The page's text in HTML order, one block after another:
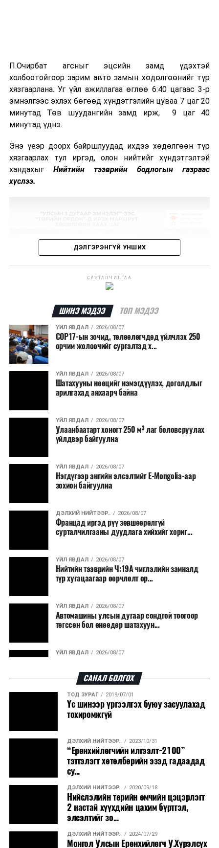
П.Очирбат агсныг эцсийн замд үдэхтэй
холбоотойгоор зарим авто замын хөдөлгөөнийг түр
хязгаарлана. Уг үйл ажиллагаа өглөө 6:40 цагаас 3-р
эмнэлгээс эхлэх бөгөөд хүндэтгэлийн цуваа 7 цаг 20
минутад Төв шуудангийн замд ирж, 9 цаг 40
минутад үднэ.
Энэ үеэр доорх байршлуудад ихдээ хөдөлгөөн түр
хязгаарлах тул иргэд, олон нийтийг хүндэтгэлтэй
хандахыг Нийтийн тээврийн бодлогын газраас
хүслээ.
ДЭЛГЭРЭНГҮЙ УНШИХ
СУРТАЛЧИЛГАА
ШИНЭ МЭДЭЭ ТОП МЭДЭЭ
ҮЙЛ ЯВДАЛ 2026/08/07
COP17-ын зочид, төлөөлөгчдөд үйлчлэх 250
орчим жолоочийг сургалтад х...
ҮЙЛ ЯВДАЛ 2026/08/07
Шатахууны нөөцийг нэмэгдүүлэх, доголдлыг
арилгахад анхаарч байна
ҮЙЛ ЯВДАЛ 2026/08/07
Улаанбаатарт хоногт 250 м³ лаг боловсруулах
үйлдвэр байгуулна
ҮЙЛ ЯВДАЛ 2026/08/07
Нэгдүгээр ангийн элсэлтийг E-Mongolia-аар
зохион байгуулна
ДЭЛХИЙ НИЙТЭЭР.. 2026/08/07
Францад иргэд рүү зөвшөөрөлгүй
сурталчилгааны дуудлага хийхийг хориг...
ҮЙЛ ЯВДАЛ 2026/08/07
Нийтийн тээврийн Ч:19А чиглэлийн замналд
түр хугацаагаар өөрчлөлт ор...
ҮЙЛ ЯВДАЛ 2026/08/07
Автомашины улсын дугаар сондгой тоогоор
төгссөн бол өнөөдөр шатахуун...
ҮЙЛ ЯВДАЛ 2026/08/07
ДЭЛХИЙ НИЙТЭЭР.. 2026/08/06
“Уралдронзавод” компанийн ерөнхий
захирлын автомашиныг дэлбэлжээ...
ҮЙЛ ЯВДАЛ
Сүхбаатар боомтоор тав хоногт 10 мянга гаруй
тонн АИ-92 автобензин и...
ДЭЛХИЙ НИЙТЭЭР.. 2026/08/06
Вашингтон мужийн ой хээрийн түймрийг
хяналтад авах ажил ахицтай байн...
ДЭЛХИЙ НИЙТЭЭР.. 2026/08/06
САНАЛ БОЛГОХ
ТОД ЗУРАГ 2019/07/01
Үс шинээр үргээлгэх буюу засуулахад
тохиромжгүй
ДЭЛХИЙ НИЙТЭЭР.. 2023/10/31
“Ерөнхийлөгчийн илгээлт-2100”
тэтгэлэгт хөтөлбөрийн эзэд гадаадад
су...
ДЭЛХИЙ НИЙТЭЭР.. 2020/09/18
Нийслэлийн төрийн өмчийн цэцэрлэгт
2 настай хүүхдийн цахим бүртгэл,
элсэлтийг зо...
ДЭЛХИЙ НИЙТЭЭР.. 2024/07/29
Монгол Улсын Ерөнхийлөгч У.Хүрэлсүх